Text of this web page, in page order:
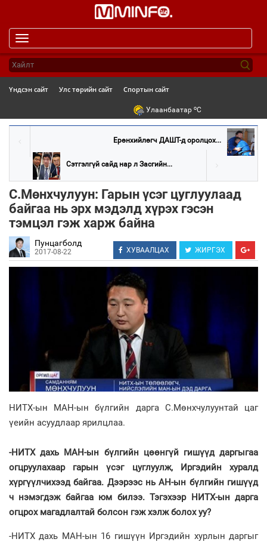
navigation
Үндсэн сайт Улс төрийн сайт Спортын сайт
Улаанбаатар oC
Ерөнхийлөгч ДАШТ-д оролцох...
Сэтгэлгүй сайд нар л Засгийн...
С.Мөнхчулуун: Гарын үсэг цуглуулаад
байгаа нь эрх мэдэлд хүрэх гэсэн
тэмцэл гэж харж байна
Пунцагболд
2017-08-22 ХУВААЛЦАХ ЖИРГЭХ
НИТХ-ын МАН-ын бүлгийн дарга С.Мөнхчулуунтай цаг
үеийн асуудлаар ярилцлаа.
-НИТХ дахь МАН-ын бүлгийн цөөнгүй гишүүд даргыгаа
огцруулахаар гарын үсэг цуглуулж, Иргэдийн хуралд
хүргүүлчихээд байгаа. Дээрээс нь АН-ын бүлгийн гишүүд
ч нэмэгдэж байгаа юм билээ. Тэгэхээр НИТХ-ын дарга
огцрох магадлалтай болсон гэж хэлж болох уу?
-НИТХ дахь МАН-ын 16 гишүүн Иргэдийн хурлын даргыг